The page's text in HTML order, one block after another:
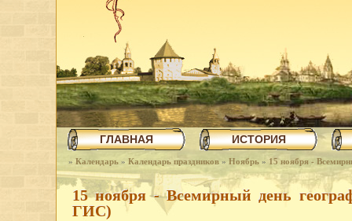
ГЛАВНАЯ ИСТОРИЯ
» Календарь » Календарь праздников » Ноябрь » 15 ноября -
15 ноября - Всемирный день
ГИС)